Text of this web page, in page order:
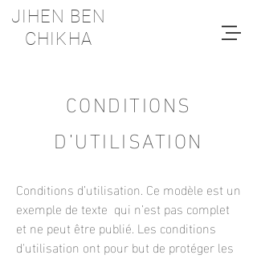
JIHEN BEN
CHIKHA
CONDITIONS
D’UTILISATION
Conditions d’utilisation. Ce modèle est un
exemple de texte qui n’est pas complet
et ne peut être publié. Les conditions
d'utilisation ont pour but de protéger les